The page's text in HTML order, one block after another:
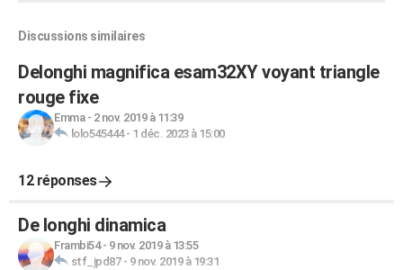
Discussions similaires
Delonghi magnifica esam32XY voyant triangle
rouge fixe
Emma- 2 nov. 2019 à 11:39
lolo545444- 1 déc. 2023 à 15:00
12 réponses
De longhi dinamica
Frambi54- 9 nov. 2019 à 13:55
stf_jpd87- 9 nov. 2019 à 19:31